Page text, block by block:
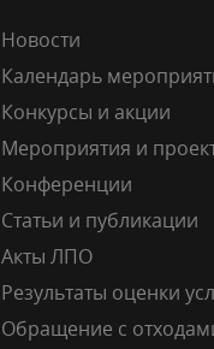
Новости
Календарь
Конкурсы и акции
Мероприятия и
Конференции
Статьи и публикации
Акты ЛПО
Результаты оценки
Обращение с